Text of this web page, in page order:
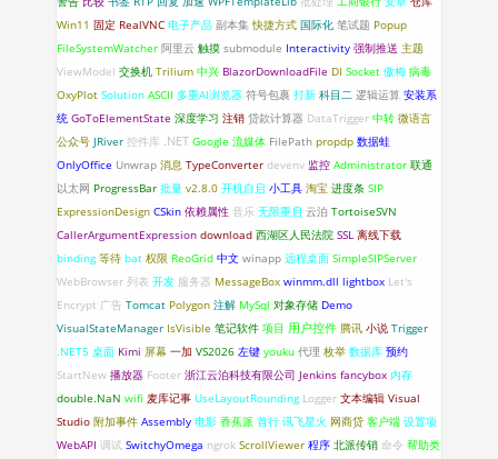
Win11 固定 RealVNC 电子产品 副本集 快捷方式 国际化 笔试题 Popup
FileSystemWatcher 阿里云 触摸 submodule Interactivity 强制推送 主题
ViewModel 交换机 Trilium 中兴 BlazorDownloadFile DI Socket 傲梅 病毒
OxyPlot Solution ASCII 多重AI浏览器 符号包裹 打新 科目二 逻辑运算 安装系
统 GoToElementState 深度学习 注销 贷款计算器 DataTrigger 中转 微语言
公众号 JRiver 控件库 .NET Google 流媒体 FilePath propdp 数据蛙
OnlyOffice Unwrap 消息 TypeConverter devenv 监控 Administrator 联通
以太网 ProgressBar 批量 v2.8.0 开机自启 小工具 淘宝 进度条 SIP
ExpressionDesign CSkin 依赖属性 音乐 无限重启 云泊 TortoiseSVN
CallerArgumentExpression download 西湖区人民法院 SSL 离线下载
binding 等待 bat 权限 ReoGrid 中文 winapp 远程桌面 SimpleSIPServer
WebBrowser 列表 开发 服务器 MessageBox winmm.dll lightbox Let's
Encrypt 广告 Tomcat Polygon 注解 MySql 对象存储 Demo
VisualStateManager IsVisible 笔记软件 项目 用户控件 腾讯 小说 Trigger
.NET5 桌面 Kimi 屏幕 一加 VS2026 左键 youku 代理 枚举 数据库 预约
StartNew 播放器 Footer 浙江云泊科技有限公司 Jenkins fancybox 内存
double.NaN wifi 麦库记事 UseLayoutRounding Logger 文本编辑 Visual
Studio 附加事件 Assembly 电影 香蕉派 首行 讯飞星火 网商贷 客户端 设置项
WebAPI 调试 SwitchyOmega ngrok ScrollViewer 程序 北派传销 命令 帮助类